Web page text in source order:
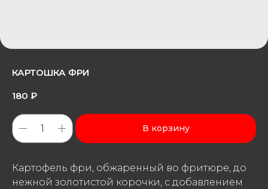
КАРТОШКА ФРИ
180 ₽
В корзину
Картофель фри, обжаренный во фритюре, до
нежной золотистой корочки, с добавлением